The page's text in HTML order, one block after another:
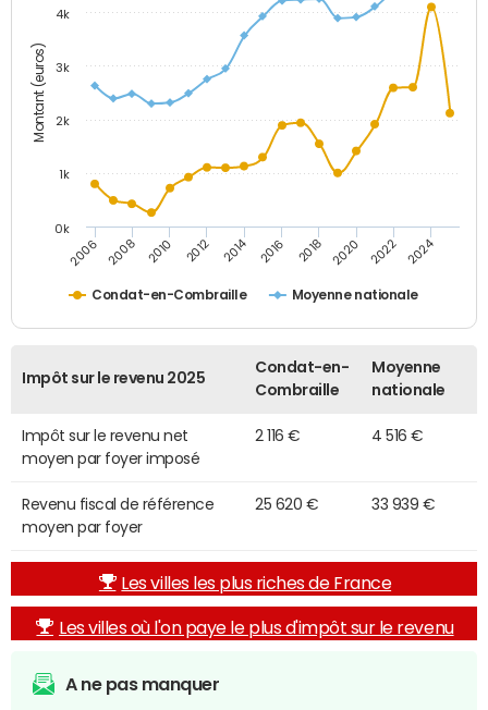
Montant (euros)
Condat-en-Combraille Moyenne nationale
2006 2008 2010 2012 2014 2016 2018 2020 2022 2024
0k
1k
2k
3k
4k
Impôt sur le revenu 2025
Condat-en-
Combraille
Moyenne
nationale
Impôt sur le revenu net
moyen par foyer imposé
2 116 € 4 516 €
Revenu fiscal de référence
moyen par foyer
25 620 € 33 939 €
Les villes les plus riches de France
Les villes où l'on paye le plus d'impôt sur le revenu
A ne pas manquer